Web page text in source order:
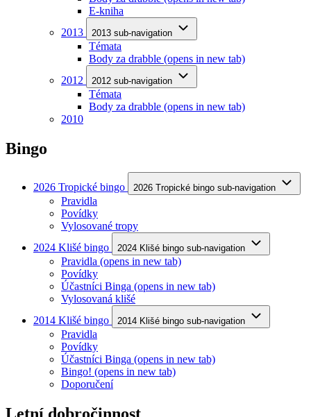
E-kniha
2013
2013 sub-navigation
Témata
Body za drabble (opens in new tab)
2012
2012 sub-navigation
Témata
Body za drabble (opens in new tab)
2010
Bingo
2026 Tropické bingo 2026 Tropické bingo sub-navigation
Pravidla
Povídky
Vylosované tropy
2024 Klišé bingo
2024 Klišé bingo sub-navigation
Pravidla (opens in new tab)
Povídky
Účastníci Binga (opens in new tab)
Vylosovaná klišé
2014 Klišé bingo
2014 Klišé bingo sub-navigation
Pravidla
Povídky
Účastníci Binga (opens in new tab)
Bingo! (opens in new tab)
Doporučení
Letní dobročinnost